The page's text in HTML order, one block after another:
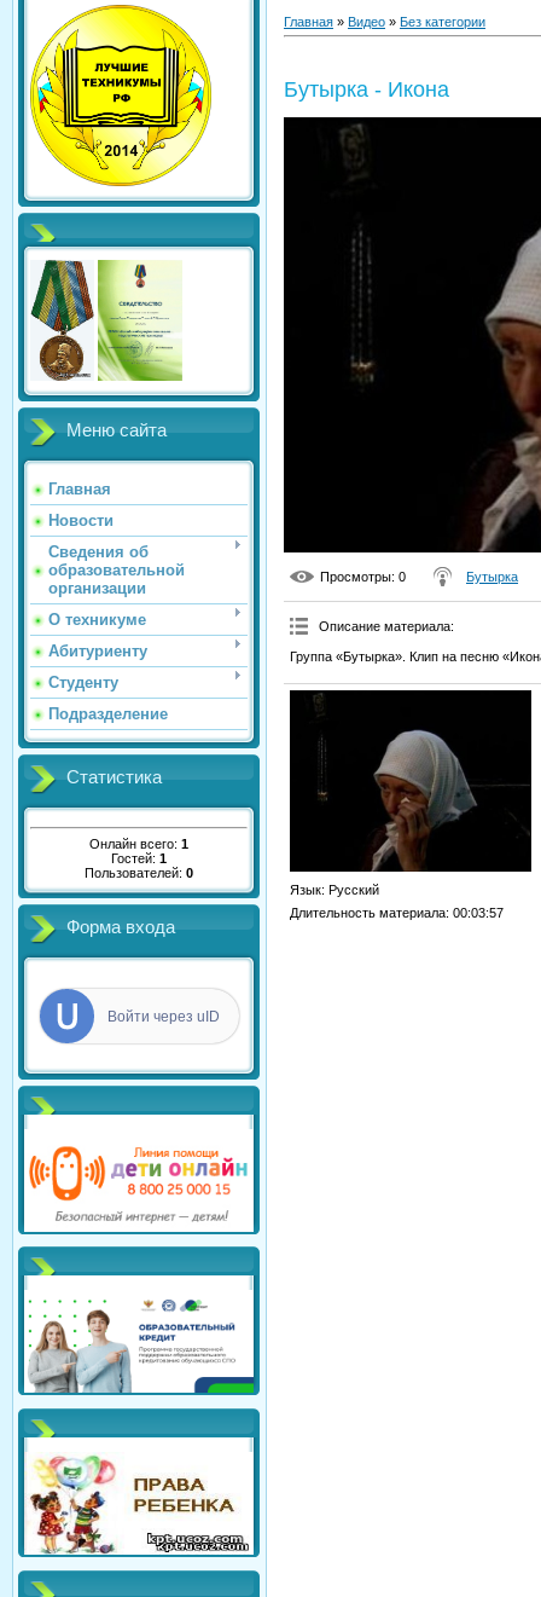
Меню сайта
Главная
Новости
Сведения об
образовательной
организации
О техникуме
Абитуриенту
Студенту
Подразделение
Статистика
Онлайн всего: 1
Гостей: 1
Пользователей: 0
Форма входа
Войти через uID
Главная » Видео » Без категории
Бутырка - Икона
Просмотры: 0 Бутырка
Описание материала:
Группа «Бутырка». Клип на песню
Язык: Русский
Длительность материала: 00:03:57